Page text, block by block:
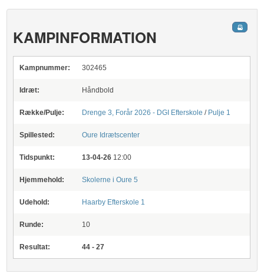
KAMPINFORMATION
Kampnummer: 302465
Idræt: Håndbold
Række/Pulje: Drenge 3, Forår 2026 - DGI Efterskole / Pulje 1
Spillested: Oure Idrætscenter
Tidspunkt: 13-04-26 12:00
Hjemmehold: Skolerne i Oure 5
Udehold: Haarby Efterskole 1
Runde: 10
Resultat: 44 - 27